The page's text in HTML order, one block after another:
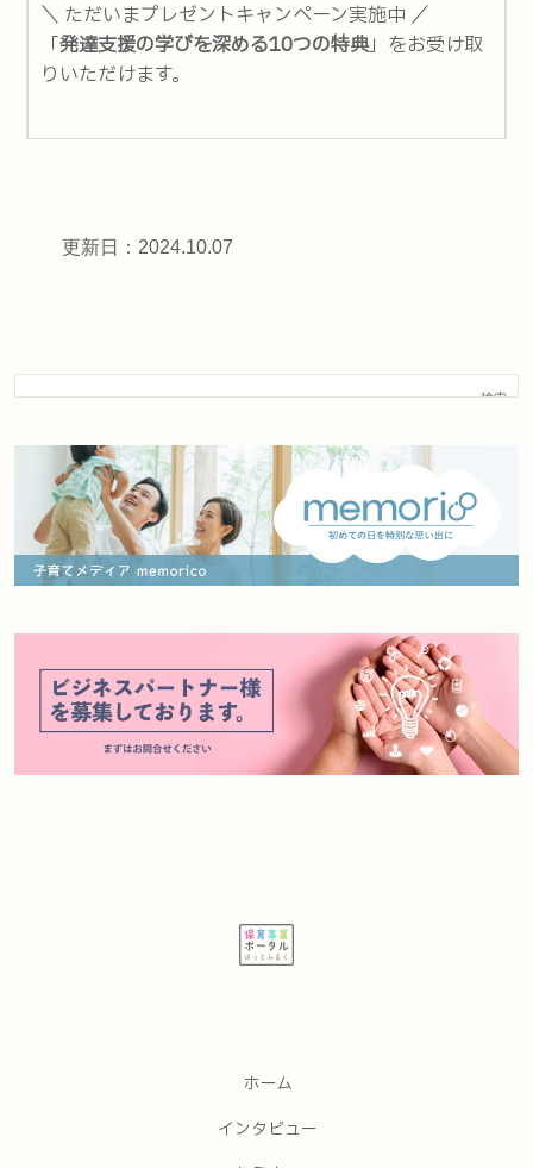
＼ ただいまプレゼントキャンペーン実施中 ／
「発達支援の学びを深める10つの特典」をお受け取
りいただけます。
更新日：2024.10.07
検索
ホーム
インタビュー